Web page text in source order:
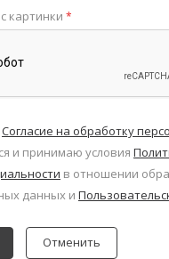
картинки *
Согласие на обработку
и принимаю условия
в отношении
данных и
Отменить